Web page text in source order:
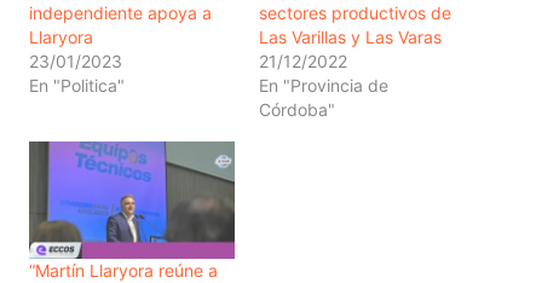
independiente apoya a
Llaryora
23/01/2023
En "Politica"
sectores productivos de
Las Varillas y Las Varas
21/12/2022
En "Provincia de
Córdoba"
“Martín Llaryora reúne a